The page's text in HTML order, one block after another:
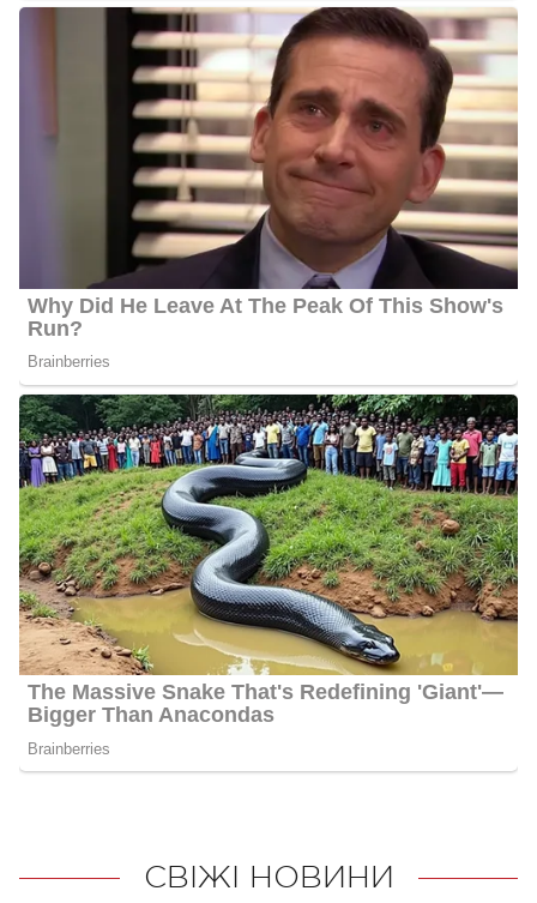
СВІЖІ НОВИНИ